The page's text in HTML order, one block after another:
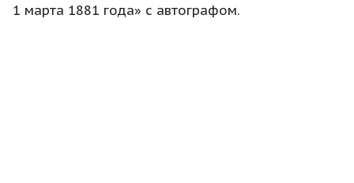
1 марта 1881 года» с автографом.